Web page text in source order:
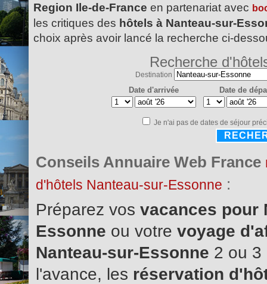
Region Ile-de-France en partenariat avec
les critiques des hôtels à Nanteau-sur-
choix après avoir lancé la recherche ci-
Recherche
Destination
Date d'arrivée Date de
Je n'ai pas de dates de séjour
Conseils Annuaire Web France
d'hôtels Nanteau-sur-Essonne :
Préparez vos vacances pour
Essonne ou votre voyage
Nanteau-sur-Essonne 2 ou 3
l'avance, les réservation